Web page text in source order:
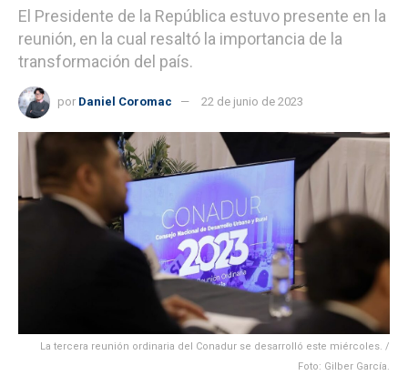
El Presidente de la República estuvo presente en la
reunión, en la cual resaltó la importancia de la
transformación del país.
por Daniel Coromac 22 de junio de 2023
La tercera reunión ordinaria del Conadur se desarrolló este miércoles. /
Foto: Gilber García.